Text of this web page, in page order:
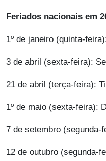
Feriados nacionais em
1º de janeiro (quinta-
3 de abril (sexta-feira):
21 de abril (terça-feira):
1º de maio (sexta-feira):
7 de setembro (segunda-
12 de outubro (segunda-